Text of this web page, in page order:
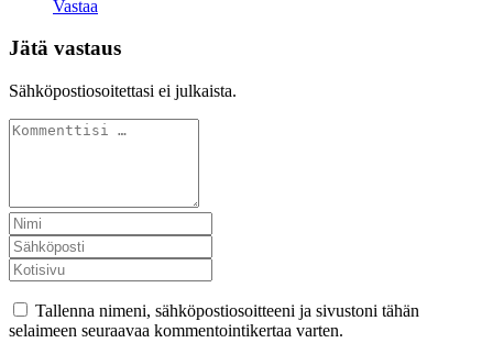
Vastaa
Jätä vastaus
Sähköpostiosoitettasi ei julkaista.
Tallenna nimeni, sähköpostiosoitteeni ja sivustoni tähän
selaimeen seuraavaa kommentointikertaa varten.